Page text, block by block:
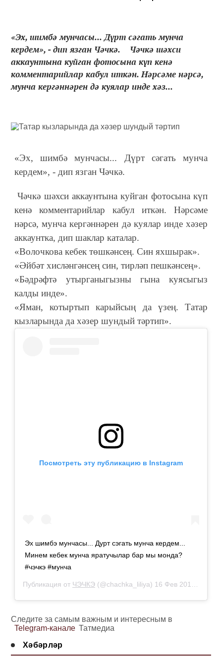
«Эх, шимбә мунчасы... Дүрт сәгать мунча
кердем», - дип язган Чәчкә. Чәчкә шәхси
аккаунтына куйган фотосына күп кенә
комментарийлар кабул иткән. Нәрсәме нәрсә,
мунча кергәннәрен дә куялар инде хәз...
«Эх, шимбә мунчасы... Дүрт сәгать мунча
кердем», - дип язган Чәчкә.
Чәчкә шәхси аккаунтына куйган фотосына күп
кенә комментарийлар кабул иткән. Нәрсәме
нәрсә, мунча кергәннәрен дә куялар инде хәзер
аккаунтка, дип шаклар каталар.
«Волочкова кебек төшкәнсең. Син яхшырак».
«Әйбәт хисләнгәнсең син, тирләп пешкәнсең».
«Бәдрәфтә утырганыгызны гына куясыгыз
калды инде».
«Яман, котыртып карыйсың да үзең. Татар
кызларында да хәзер шундый тәртип».
Посмотреть эту публикацию в Instagram
Эх шимбэ мунчасы... Дурт сэгать мунча кердем...
Минем кебек мунча яратучылар бар мы монда?
#чэчкэ #мунча
Публикация от ЧЭЧКЭ (@chachka_liliya) 16 Фев 2019 в 10:17 PST
Следите за самым важным и интересным в
Telegram-канале Татмедиа
Хәбәрләр